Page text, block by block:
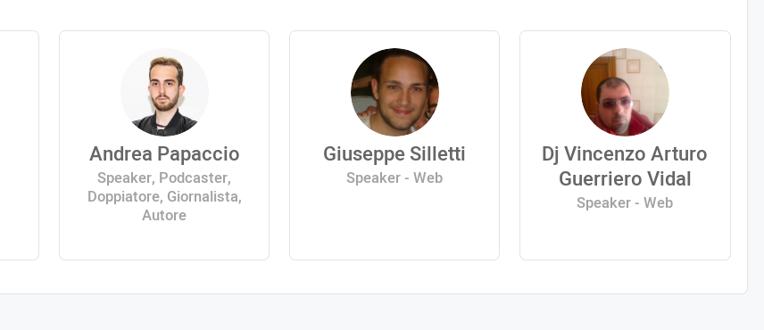
Andrea Papaccio
Speaker, Podcaster,
Doppiatore, Giornalista,
Autore
Giuseppe Silletti
Speaker - Web
Dj Vincenzo Arturo
Guerriero Vidal
Speaker - Web